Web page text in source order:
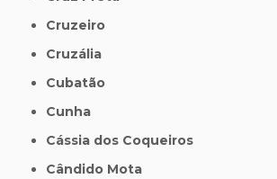
Cruzeiro
Cruzália
Cubatão
Cunha
Cássia dos Coqueiros
Cândido Mota